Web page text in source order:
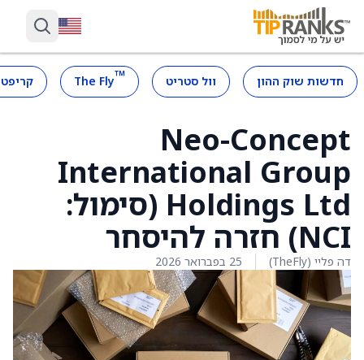
חדשות שוק ההון וול סטריט ™
The Fly
Neo-Concept
International Group
Holdings Ltd (סימול:
NCI) חזרה להיסחר
דה פליי (TheFly) 25 בפברואר 2026